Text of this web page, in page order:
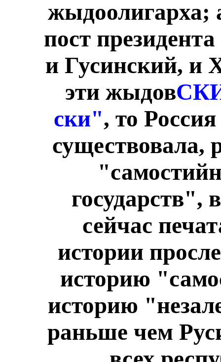
жыдоолигарха;
пост
и Гусинский, и
эти жыдов
ски", то
существовала,
государств",
сейчас
истории
историю
историю
раньше чем